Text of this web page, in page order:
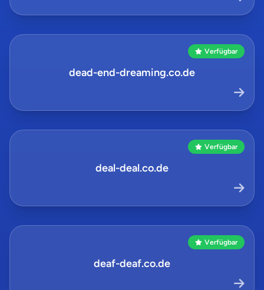
Verfügbar
dead-end-dreaming.co.de
Verfügbar
deal-deal.co.de
Verfügbar
deaf-deaf.co.de